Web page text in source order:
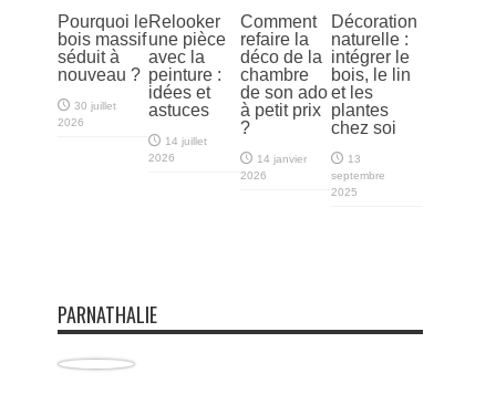
Pourquoi le
bois massif
séduit à
nouveau ?
30 juillet
2026
Relooker
une pièce
avec la
peinture :
idées et
astuces
14 juillet
2026
Comment
refaire la
déco de la
chambre
de son ado
à petit prix
?
14 janvier
2026
Décoration
naturelle :
intégrer le
bois, le lin
et les
plantes
chez soi
13
septembre
2025
PARNATHALIE